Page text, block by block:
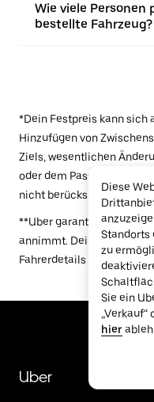
Wie viele Personen
bestellte Fahrzeug?
*Dein Festpreis kann sich
Hinzufügen von
Ziels, wesentlichen
oder dem Passieren einer
nicht berücksichtigt wurde.
**Uber garantiert nicht,
annimmt. Deine Fahrt
Fahrerdetails erhältst.
Uber
Diese
Standorts
zu
Sie ein
„Verkauf“
hier